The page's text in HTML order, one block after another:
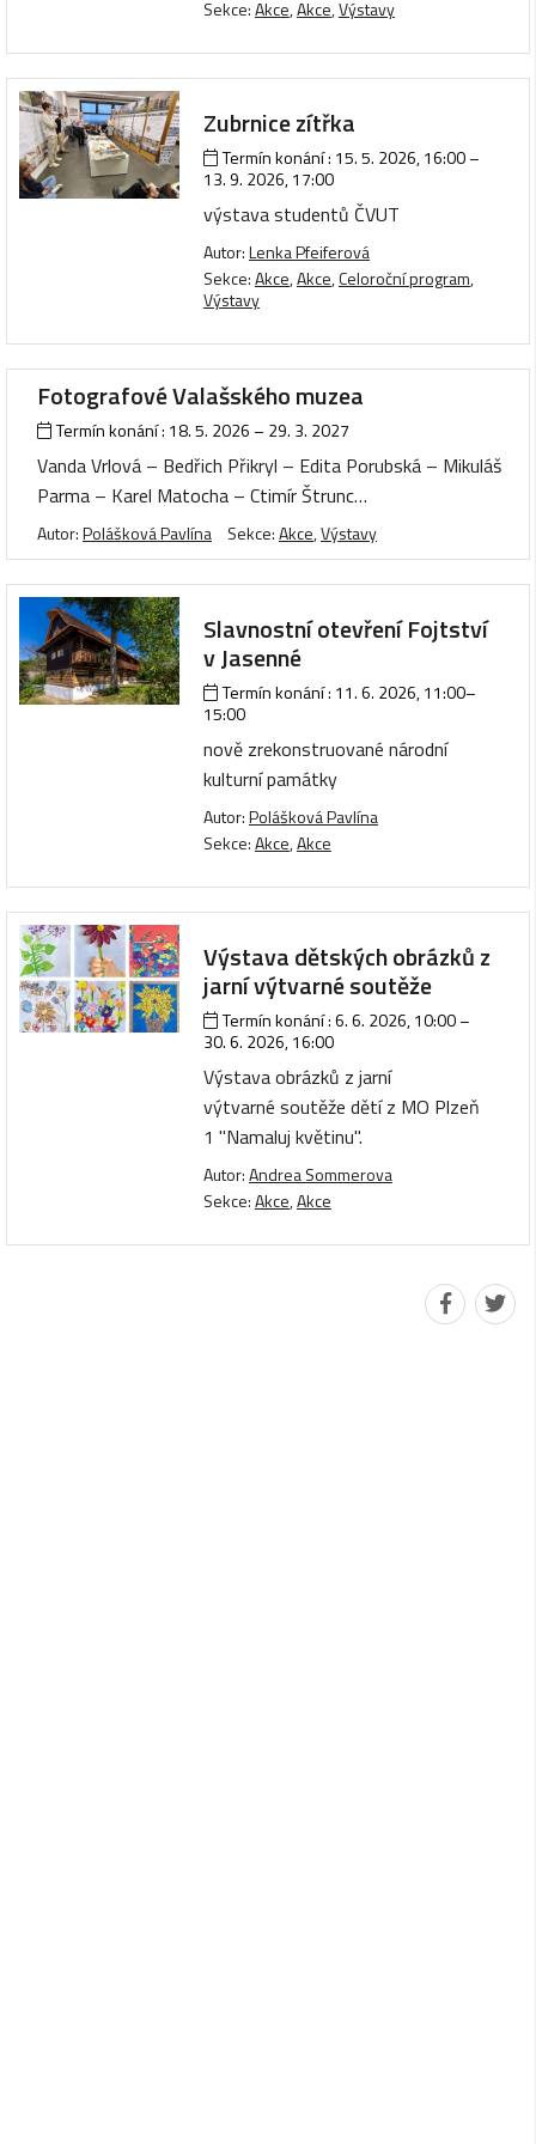
Sekce:Akce,Akce,Výstavy
Zubrnice zítřka
Termín konání : 15. 5. 2026, 16:00–
13. 9. 2026, 17:00
výstava studentů ČVUT
Autor:Lenka Pfeiferová
Sekce:Akce,Akce,Celoroční program,
Výstavy
Fotografové Valašského muzea
Termín konání : 18. 5. 2026 – 29. 3. 2027
Vanda Vrlová – Bedřich Přikryl – Edita Porubská – Mikuláš
Parma – Karel Matocha – Ctimír Štrunc…
Autor:Polášková Pavlína Sekce:Akce,Výstavy
Slavnostní otevření Fojtství
v Jasenné
Termín konání : 11. 6. 2026, 11:00–
15:00
nově zrekonstruované národní
kulturní památky
Autor:Polášková Pavlína
Sekce:Akce,Akce
Výstava dětských obrázků z
jarní výtvarné soutěže
Termín konání :6. 6. 2026, 10:00–
30. 6. 2026, 16:00
Výstava obrázků z jarní
výtvarné soutěže dětí z MO Plzeň
1 "Namaluj květinu".
Autor:Andrea Sommerova
Sekce:Akce,Akce